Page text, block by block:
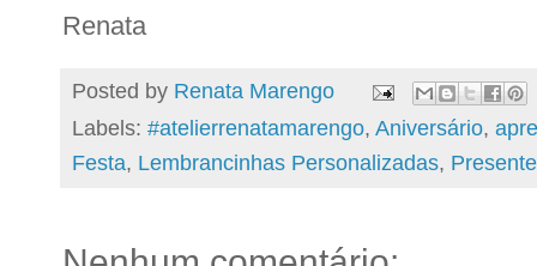
Renata
Posted by Renata Marengo
Labels: #atelierrenatamarengo, Aniversário,
Festa, Lembrancinhas Personalizadas,